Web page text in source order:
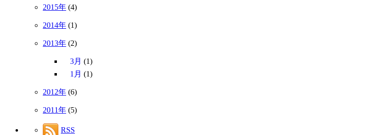
2015年 (4)
2014年 (1)
2013年 (2)
3月 (1)
1月 (1)
2012年 (6)
2011年 (5)
RSS